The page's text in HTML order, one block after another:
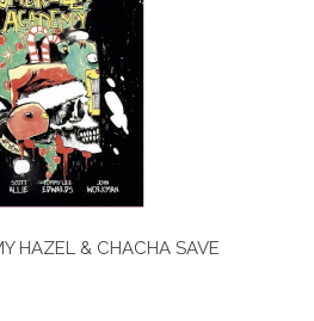
HAZEL & CHACHA SAVE